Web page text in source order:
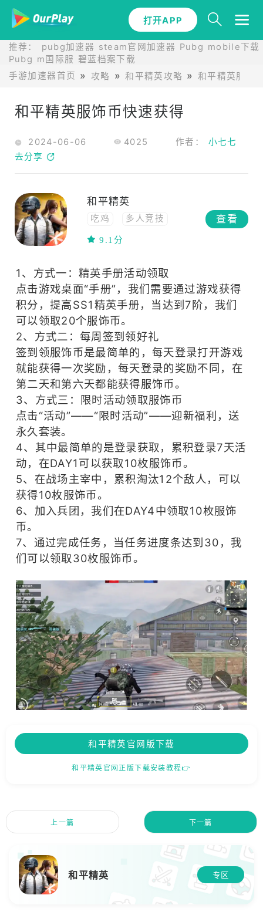
打开APP
推荐： pubg加速器 steam官网加速器 Pubg mobile下载
Pubg m国际服 碧蓝档案下载
手游加速器首页
攻略 和平精英攻略 和平精英服饰
和平精英服饰币快速获得
2024-06-06 4025 作者： 小七七
去分享
和平精英
吃鸡
多人竞技
中文
多人
3D
射击
FPS
竞技
枪战
PVP
TPS
团队合作
9.1分
查看
1、方式一：精英手册活动领取
点击游戏桌面“手册”，我们需要通过游戏获得
积分，提高SS1精英手册，当达到7阶，我们
可以领取20个服饰币。
2、方式二：每周签到领好礼
签到领服饰币是最简单的，每天登录打开游戏
就能获得一次奖励，每天登录的奖励不同，在
第二天和第六天都能获得服饰币。
3、方式三：限时活动领取服饰币
点击“活动”——“限时活动”——迎新福利，送
永久套装。
4、其中最简单的是登录获取，累积登录7天活
动，在DAY1可以获取10枚服饰币。
5、在战场主宰中，累积淘汰12个敌人，可以
获得10枚服饰币。
6、加入兵团，我们在DAY4中领取10枚服饰
币。
7、通过完成任务，当任务进度条达到30，我
们可以领取30枚服饰币。
和平精英官网版下载
和平精英官网正版下载安装教程👉
上一篇 下一篇
和平精英 专区